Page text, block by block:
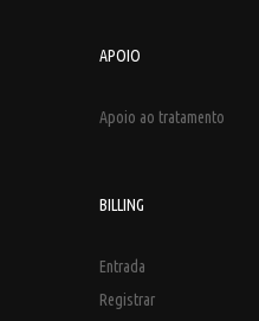
APOIO
Apoio ao tratamento
BILLING
Entrada
Registrar